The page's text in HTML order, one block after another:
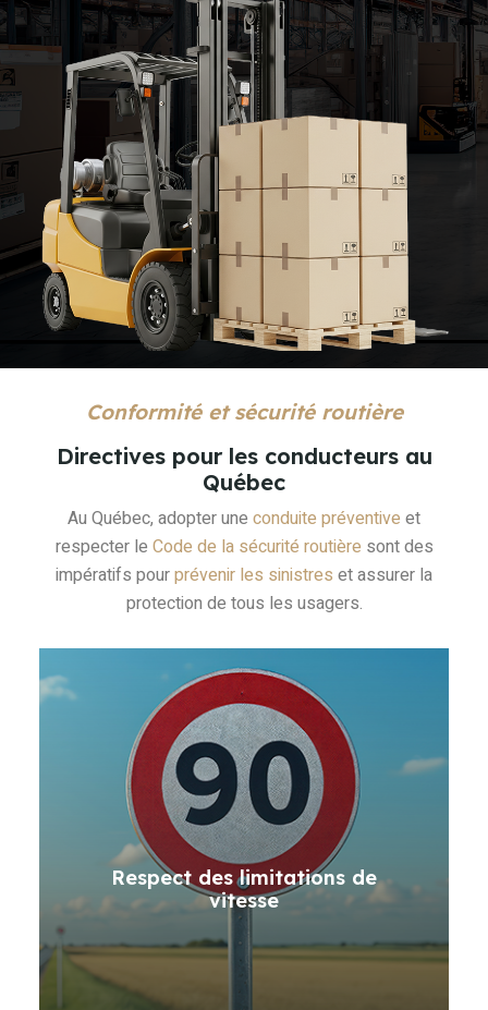
Conformité et sécurité routière
Directives pour les conducteurs au
Québec
Au Québec, adopter une conduite préventive et
respecter le Code de la sécurité routière sont des
impératifs pourprévenir les sinistres et assurer la
protection de tous les usagers.
Respect des limitations de
vitesse